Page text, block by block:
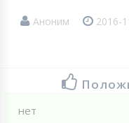
Аноним 2016-
нет